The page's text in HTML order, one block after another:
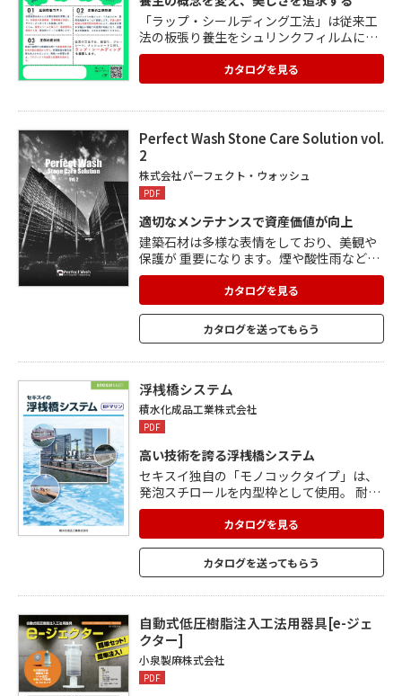
「ラップ・シールディング工法」は従来工
法の板張り養生をシュリンクフィルムに置
き換え、作業効率の向上と人件費の削減を
実現。 内側から施工できるため、外側の仮
設足場の施工が必ずしも必要ではなくな
因から守り、作業現場の衛生状態を向上に
寄与。 環境への影響を抑えることで、プロ
ジェクトの品質と信頼を高めます。 ラッ
プ・シールディングは保管スペースを取ら
ず、輸送費用の削減も可能。
カタログを見る
Perfect Wash Stone Care Solution vol.
2
株式会社パーフェクト・ウォッシュ
PDF
適切なメンテナンスで資産価値が向上
建築石材は多様な表情をしており、美観や
保護が 重要になります。煙や酸性雨などの
環境汚染にさらされており、 汚れを落とす
以上に保護・防止も大切なメンテナンスと
言えます。 <パーフェクト・コート テクノ
ロジー> 石材のパーフェクト・コート浸透
タイプを塗布し浸透させ、 素材を緻密に
施工を行うのが最大の特徴です。
カタログを見る
カタログを送ってもらう
浮桟橋システム
積水化成品工業株式会社
PDF
高い技術を誇る浮桟橋システム
セキスイ独自の「モノコックタイプ」は、
発泡スチロールを内型枠として使用。 耐久
性に優れ、自重や浮力が大きく、安定性・
不沈性の高い構造。 工期が短くなりコスト
削減につながる鉄筋コンクリートタイプと
周囲の景観を損なわない合成木材タイプの
2種類があります。 用途に合わせて適切な
にも対応。 軽量に仕上がるため、施工性や
経済性にも優れています。 コンクリート化
粧型枠も掲載。
カタログを見る
カタログを送ってもらう
自動式低圧樹脂注入工法用器具[e-ジェ
クター]
小泉製麻株式会社
PDF